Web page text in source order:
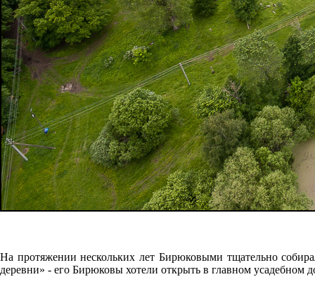
На протяжении нескольких лет Бирюковыми тщательно
деревни» - его Бирюковы хотели открыть в главном усадебном